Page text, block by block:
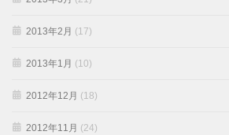
2013年2月 (17)
2013年1月 (10)
2012年12月 (18)
2012年11月 (24)